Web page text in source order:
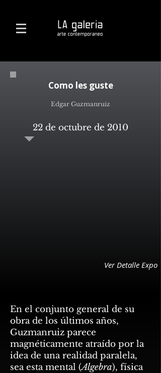
Como les guste
Edgar Guzmanruiz
22 de octubre de 2010
Ver Detalle Expo
En el conjunto general de su
obra de los últimos años,
Guzmanruiz parece
magnéticamente atraído por la
idea de una realidad paralela,
sea esta mental (Algebra), física